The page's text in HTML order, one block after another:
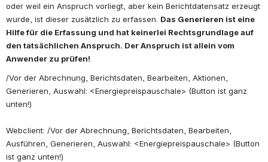
oder weil ein Anspruch vorliegt, aber kein Berichtdatensatz erzeugt
wurde, ist dieser zusätzlich zu erfassen. Das Generieren ist eine
Hilfe für die Erfassung und hat keinerlei Rechtsgrundlage auf
den tatsächlichen Anspruch. Der Anspruch ist allein vom
Anwender zu prüfen!
/Vor der Abrechnung, Berichtsdaten, Bearbeiten, Aktionen,
Generieren, Auswahl: <Energiepreispauschale> (Button ist ganz
unten!)
Webclient: /Vor der Abrechnung, Berichtsdaten, Bearbeiten,
Ausführen, Generieren, Auswahl: <Energiepreispauschale> (Button
ist ganz unten!)